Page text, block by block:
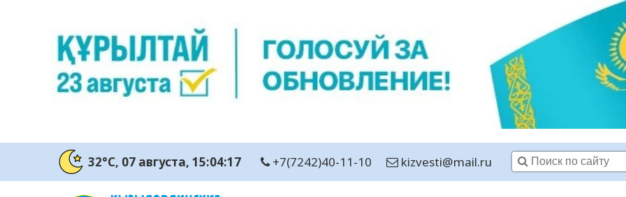
32°C, 07 августа, 15:04:17 +7(7242)40-11-10 kizvesti@mail.ru